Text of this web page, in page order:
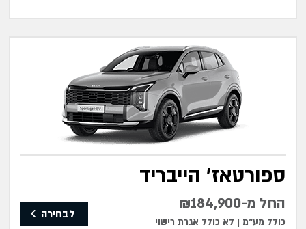
ספורטאז' הייבריד
החל מ-₪184,900
כולל מע"מ | לא כולל אגרת רישוי
לבחירה